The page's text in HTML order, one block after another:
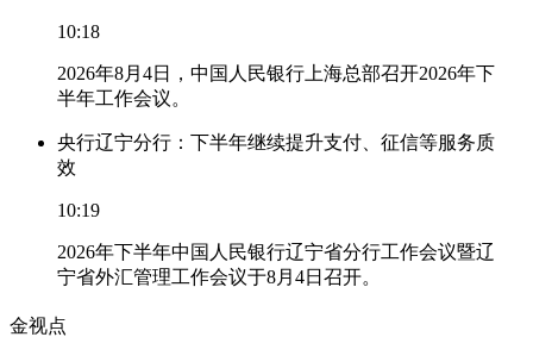
10:18
2026年8月4日，中国人民银行上海总部召开2026年下
半年工作会议。
央行辽宁分行：下半年继续提升支付、征信等服务质
效
10:19
2026年下半年中国人民银行辽宁省分行工作会议暨辽
宁省外汇管理工作会议于8月4日召开。
金视点